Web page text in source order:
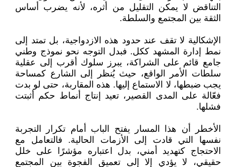
التناقض لا يمكن التقليل من أثره، لأنه يضرب أساس
الثقة بين المجتمع والسلطة.
الإشكالية لا تقف عند حدود هذه الازدواجية، بل تمتد إلى
نمط إدارة المشهد ككل. فبدل التوجه نحو نموذج وطني
جامع قائم على الشراكة، يبرز سلوك أقرب إلى عقلية
سلطات الأمر الواقع، حيث يُنظر إلى الشارع كمساحة
يجب ضبطها، لا الاستماع إليها. هذه المقاربة، حتى لو بدت
فعّالة على المدى القصير، تعيد إنتاج أنماط حكم أثبتت
فشلها.
الأخطر أن هذا المسار يفتح الباب أمام تكرار التجربة
نفسها التي قادت إلى الأزمات الحالية. فالتعامل مع
الاحتجاج كتهديد أمني، بدل اعتباره مؤشرًا على خلل
حقيقي، لا يؤدي إلا إلى تعميق الفجوة بين المجتمع